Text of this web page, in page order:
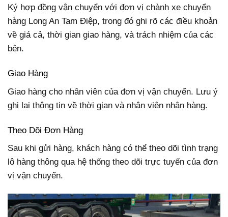
Ký hợp đồng vận chuyển với đơn vị chành xe chuyển
hàng Long An Tam Điệp, trong đó ghi rõ các điều khoản
về giá cả, thời gian giao hàng, và trách nhiệm của các
bên.
Giao Hàng
Giao hàng cho nhân viên của đơn vị vận chuyển. Lưu ý
ghi lại thông tin về thời gian và nhân viên nhận hàng.
Theo Dõi Đơn Hàng
Sau khi gửi hàng, khách hàng có thể theo dõi tình trạng
lô hàng thông qua hệ thống theo dõi trực tuyến của đơn
vị vận chuyển.